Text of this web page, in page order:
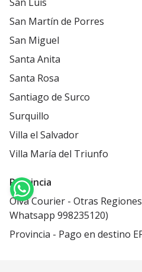
San Martín de Porres
San Miguel
Santa Anita
Santa Rosa
Santiago de Surco
Surquillo
Villa el Salvador
Villa María del Triunfo
Provincia
Olva Courier - Otras
Whatsapp 998235120)
Provincia - Pago en destino